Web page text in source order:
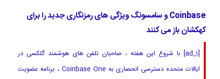
Coinbase و سامسونگ ویژگی های رمزنگاری جدید را برای
کهکشان باز می کنند
[ad_1] با شروع این هفته ، صاحبان تلفن های هوشمند گلکسی در
ایالات متحده دسترسی انحصاری به Coinbase One ، برنامه عضویت